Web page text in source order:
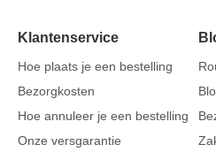
Klantenservice
Hoe plaats je een bestelling
Bezorgkosten
Hoe annuleer je een bestelling
Onze versgarantie